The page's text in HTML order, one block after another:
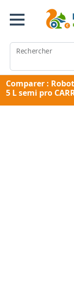
Rechercher
Comparer :
5 L semi pro